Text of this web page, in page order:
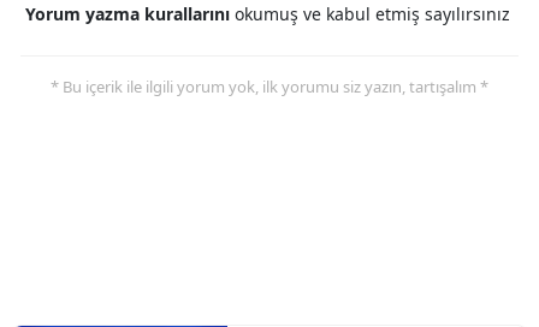
Yorum yazma kurallarını okumuş ve kabul etmiş sayılırsınız
* Bu içerik ile ilgili yorum yok, ilk yorumu siz yazın, tartışalım *